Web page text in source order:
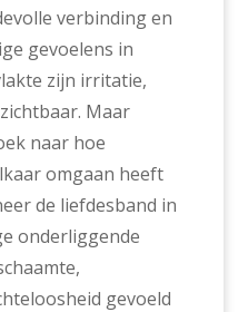
verbinding en
gevoelens in
zijn irritatie,
Maar
naar hoe
omgaan heeft
de liefdesband in
onderliggende
gevoeld